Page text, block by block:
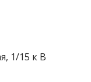
1/15 к В